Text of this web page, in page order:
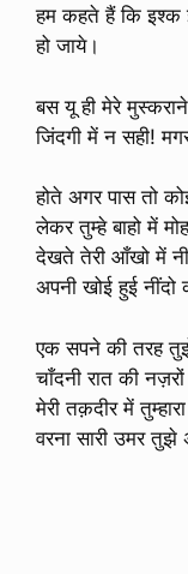
हम कहते हैं कि इश्क
हो जाये।
बस यू ही मेरे
जिंदगी में न सही!
होते अगर पास तो
लेकर तुम्हे बाहो में
देखते तेरी आँखो में
अपनी खोई हुई
एक सपने की तरह
चाँदनी रात की
मेरी तक़दीर में
वरना सारी उमर